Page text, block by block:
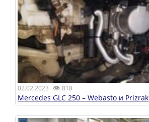
02.02.2023 👁 818
Mercedes GLC 250 – Webasto и Prizrak